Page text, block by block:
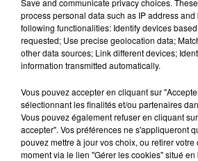
À LA UNE
7 août 2026
process personal data such as IP address
following functionalities: Identify devices
requested; Use precise geolocation data;
other data sources; Link different devices;
information transmitted automatically.
Vous pouvez accepter en cliquant sur
sélectionnant les finalités et/ou partenaires
Vous pouvez également refuser en cliquant
accepter". Vos préférences ne s'appliqueront
pouvez mettre à jour vos choix, ou retirer
moment via le lien "Gérer les cookies" situé